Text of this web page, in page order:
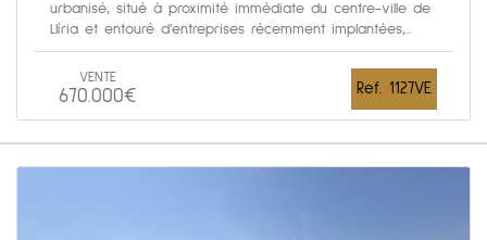
urbanisé, situé à proximité immédiate du centre-ville de
Llíria et entouré d’entreprises récemment implantées,...
VENTE
670.000€ Ref. 1127VE